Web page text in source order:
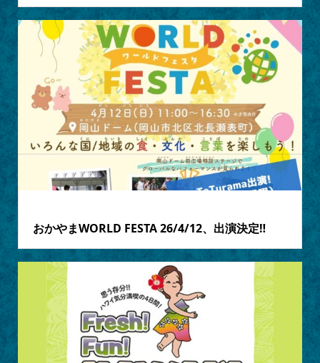
おかやまWORLD FESTA 26/4/12、出演決定‼